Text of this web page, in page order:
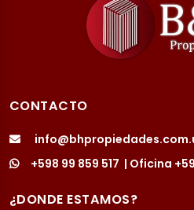
CONTACTO
+598 99 859 517 | Oficina
¿DONDE ESTAMOS?